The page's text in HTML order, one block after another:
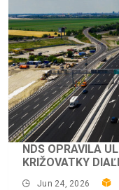
NDS OPRAVILA
KRIŽOVATKY
Jun 24, 2026